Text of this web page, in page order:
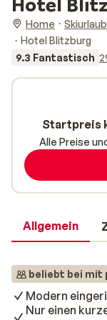
Home Skiurlaub
Hotel Blitzburg
9.3 Fantastisch
Allgemein
beliebt bei mit
Modern
Nur einen
Startpreis
Alle Preise